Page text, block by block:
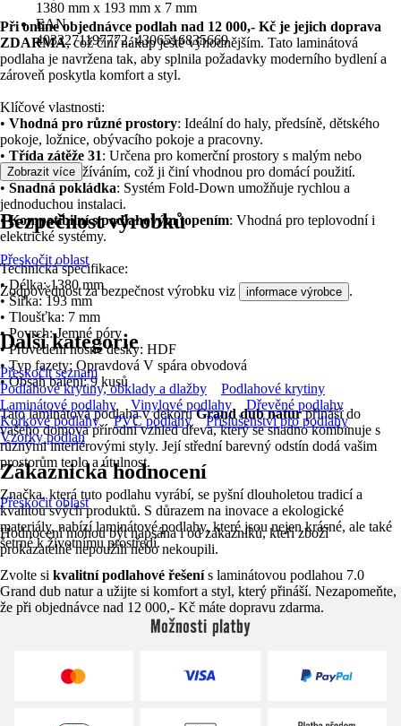
1380 mm x 193 mm x 7 mm
EAN
4032271197772, 4306516835669
Při online objednávce podlah nad 12 000,- Kč je jejich doprava
ZDARMA, což činí nákup ještě výhodnějším. Tato laminátová
podlaha je navržena tak, aby splnila požadavky moderního bydlení a
zároveň poskytla komfort a styl.
Klíčové vlastnosti:
• Vhodná pro různé prostory: Ideální do haly, předsíně, dětského
pokoje, ložnice, obývacího pokoje a pracovny.
• Třída zátěže 31: Určena pro komerční prostory s malým nebo
občasným používáním, což ji činí vhodnou pro domácí použití.
• Snadná pokládka: Systém Fold-Down umožňuje rychlou a
jednoduchou instalaci.
•Kompatibilní s podlahovým topením: Vhodná pro teplovodní i
elektrické systémy.
Technická specifikace:
• Délka: 1380 mm
• Šířka: 193 mm
• Tloušťka: 7 mm
• Povrch: Jemné póry
• Provedení nosné desky: HDF
• Typ fazety: Opravdová V spára obvodová
• Obsah balení: 9 kusů
Tato laminátová podlaha v dekoruGrand dub naturpřináší do
vašeho domova přírodní vzhled dřeva, který se snadno kombinuje s
různými interiérovými styly. Její střední barevný odstín dodá vašim
prostorům teplo a útulnost.
Značka, která tuto podlahu vyrábí, se pyšní dlouholetou tradicí a
kvalitou svých produktů. S důrazem na inovace a ekologické
materiály, nabízí laminátové podlahy, které jsou nejen krásné, ale také
šetrné k životnímu prostředí.
Zvolte si kvalitní podlahové řešenís laminátovou podlahou 7.0
Grand dub natur a užijte si komfort a styl, který přináší. Nezapomeňte,
že při objednávce nad 12 000,- Kč máte dopravu zdarma.
Zobrazit více
Bezpečnost výrobků
Přeskočit oblast
Zodpovědnost za bezpečnost výrobku viz informace výrobce .
Další kategorie
Přeskočit seznam
Podlahové krytiny, obklady a dlažby
Podlahové krytiny
Laminátové podlahy
Vinylové podlahy
Dřevěné podlahy
Korkové podlahy
PVC podlahy
Příslušenství pro podlahy
Vzorky podlah
Zákaznická hodnocení
Přeskočit oblast
Hodnocení mohou být napsána i od zákazníků, kteří zboží
prokazatelně nepoužili nebo nekoupili.
Možnosti platby